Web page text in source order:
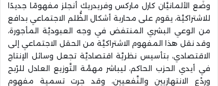
وضَع الألمانيَّان كارل ماركس وفريدريك أنجلز مفهومًا جديدًا
للاشتراكيَّة، يقوم على محاربة أشكال الظُّلم الاجتماعي بدافع
من الوعي البشري المنتفض في وجه العبوديَّة المأجورة،
وقد نقل هذا المفهوم الاشتراكيَّة من الحقل الاجتماعي إلى
الاقتصادي، بتأسيس نظريَّة اقتصاديَّة تجعل وسائل الإنتاج
في أيدي الحزب الحاكم، ليباشر مهمَّة التَّوزيع العادل للرّبح
وردْع الانتهازيين والنَّفعيين، وقد جرت تسمية مفهوم